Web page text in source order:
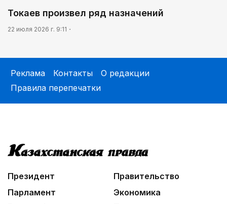
Токаев произвел ряд назначений
22 июля 2026 г. 9:11
Реклама Контакты
О редакции
Правила перепечатки
Президент
Правительство
Парламент
Экономика